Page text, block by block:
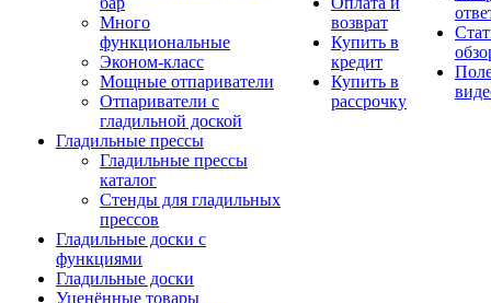
Много
функциональные
Эконом-класс
Мощные отпариватели
Отпариватели с
гладильной доской
Гладильные прессы
Гладильные прессы
каталог
Стенды для гладильных
прессов
Гладильные доски с
функциями
Гладильные доски
Уценённые товары
возврат
Купить в
кредит
Купить в
рассрочку